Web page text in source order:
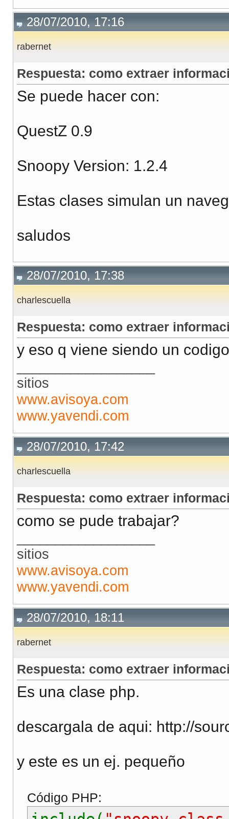
28/07/2010, 17:16
rabernet
Respuesta: como extraer
Se puede hacer con:
QuestZ 0.9
Snoopy Version: 1.2.4
Estas clases simulan un
saludos
28/07/2010, 17:38
charlescuella
Respuesta: como extraer
y eso q viene siendo un
sitios
www.avisoya.com
www.yavendi.com
28/07/2010, 17:42
charlescuella
Respuesta: como extraer
como se pude trabajar?
sitios
www.avisoya.com
www.yavendi.com
28/07/2010, 18:11
rabernet
Respuesta: como extraer
Es una clase php.
descargala de aqui: http://
y este es un ej. pequeño
Código PHP: